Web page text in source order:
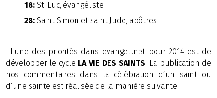
18: St. Luc, évangéliste
28: Saint Simon et saint Jude, apôtres
L'une des priorités dans evangeli.net pour 2014 est de
développer le cycle LA VIE DES SAINTS. La publication de
nos commentaires dans la célébration d’un saint ou
d’une sainte est réalisée de la manière suivante :